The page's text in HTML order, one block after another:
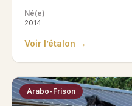
Né(e)
2014
Voir l’étalon →
Arabo-Frison